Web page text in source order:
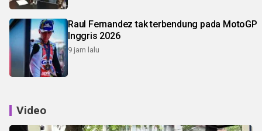
Raul Fernandez tak terbendung pada MotoGP
Inggris 2026
9 jam lalu
Video